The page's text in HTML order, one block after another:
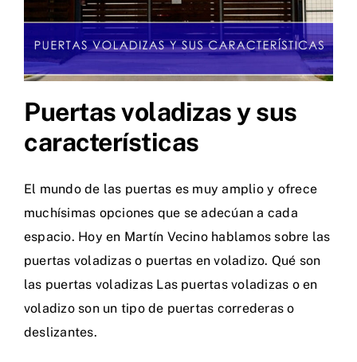
Puertas voladizas y sus
características
El mundo de las puertas es muy amplio y ofrece
muchísimas opciones que se adecúan a cada
espacio. Hoy en Martín Vecino hablamos sobre las
puertas voladizas o puertas en voladizo. Qué son
las puertas voladizas Las puertas voladizas o en
voladizo son un tipo de puertas correderas o
deslizantes.